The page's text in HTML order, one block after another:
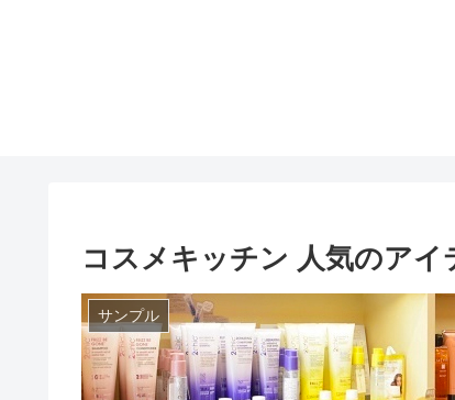
コスメキッチン 人気のアイ
サンプル